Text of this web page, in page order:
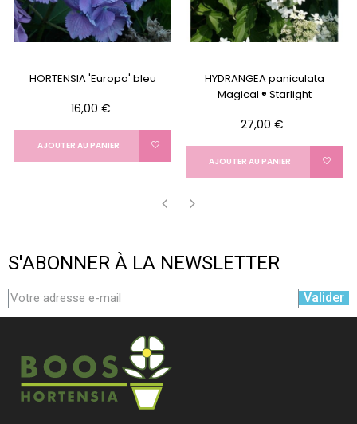
HORTENSIA 'Europa' bleu
Prix
16,00 €
AJOUTER AU PANIER
HYDRANGEA paniculata
Magical ® Starlight
Prix
27,00 €
AJOUTER AU PANIER
S'ABONNER À LA NEWSLETTER
Valider